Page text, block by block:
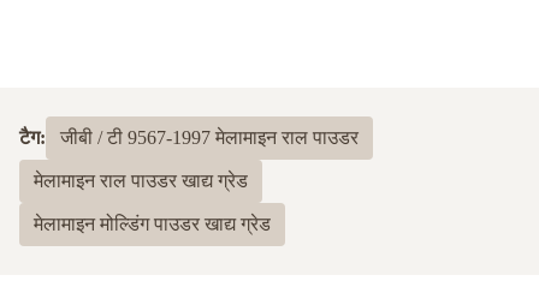
टैग: जीबी / टी 9567-1997 मेलामाइन राल पाउडर
मेलामाइन राल पाउडर खाद्य ग्रेड
मेलामाइन मोल्डिंग पाउडर खाद्य ग्रेड